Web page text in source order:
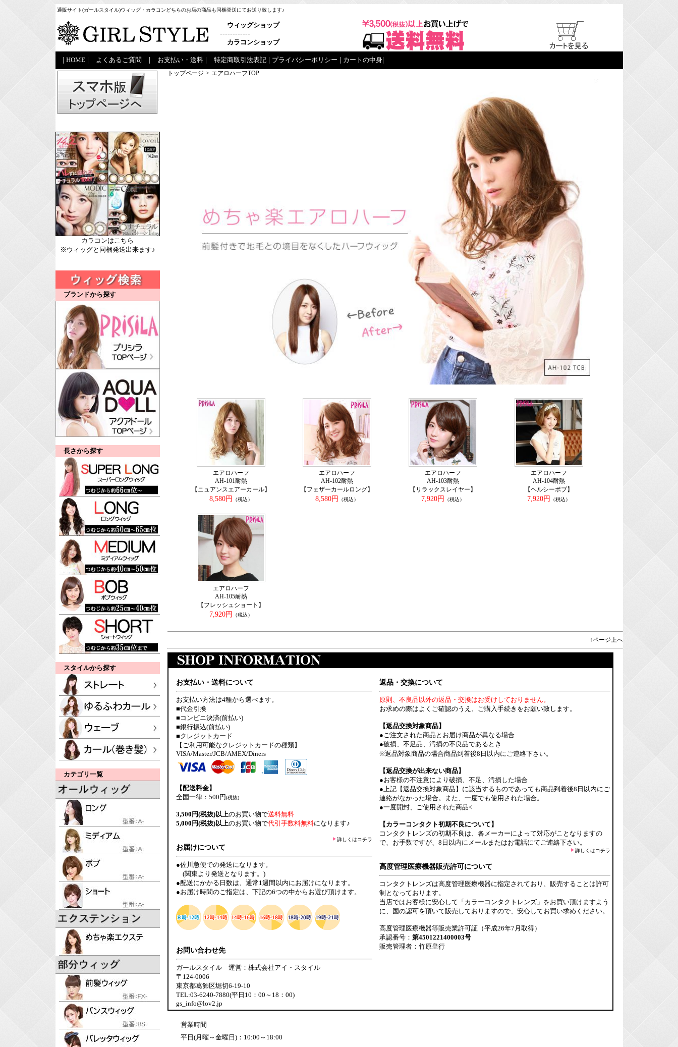
通販サイト(ガールスタイル)ウィッグ・カラコンどちらのお店の商品も同梱発送にてお送り致します♪
ウィッグショップ
------------
カラコンショップ
HOME よくあるご質問 お支払い・送料 特定商取引法表記 プライバシーポリシー カートの中身|
カラコンはこちら
※ウィッグと同梱発送出来ます♪
ブランドから探す
長さから探す
スタイルから探す
カテゴリ一覧
トップページ > エアロハーフTOP
エアロハーフ
AH-101耐熱
【ニュアンスエアーカール】
8,580円
（税込）
エアロハーフ
AH-102耐熱
【フェザーカールロング】
8,580円
（税込）
エアロハーフ
AH-103耐熱
【リラックスレイヤー】
7,920円
（税込）
エアロハーフ
AH-104耐熱
【ヘルシーボブ】
7,920円
（税込）
エアロハーフ
AH-105耐熱
【フレッシュショート】
7,920円
（税込）
↑ページ上へ
お支払い・送料について
お支払い方法は4種から選べます。
■代金引換
■コンビニ決済(前払い)
■銀行振込(前払い)
■クレジットカード
【ご利用可能なクレジットカードの種類】
VISA/Master/JCB/AMEX/Diners
【配送料金】
全国一律：500円(税抜)
3,500円(税抜)以上のお買い物で送料無料
5,000円(税抜)以上のお買い物で代引手数料無料になります♪
詳しくはコチラ
お届けについて
●佐川急便での発送になります。
(関東より発送となります。)
●配送にかかる日数は、通常1週間以内にお届けになります。
●お届け時間のご指定は、下記の6つの中からお選び頂けます。
お問い合わせ先
ガールスタイル 運営：株式会社アイ・スタイル
〒124-0006
東京都葛飾区堀切6-19-10
TEL:03-6240-7880(平日10：00～18：00)
gs_info@lov2.jp
返品・交換について
原則、不良品以外の返品・交換はお受けしておりません。
お求めの際はよくご確認のうえ、ご購入手続きをお願い致します。
【返品交換対象商品】
●ご注文された商品とお届け商品が異なる場合
●破損、不足品、汚損の不良品であるとき
※返品対象商品の場合商品到着後8日以内にご連絡下さい。
【返品交換が出来ない商品】
●お客様の不注意により破損、不足、汚損した場合
●上記【返品交換対象商品】に該当するものであっても商品到着後8日以内にご
連絡がなかった場合。また、一度でも使用された場合。
●一度開封、ご使用された商品<
【カラーコンタクト初期不良について】
コンタクトレンズの初期不良は、各メーカーによって対応がことなりますの
で、お手数ですが、8日以内にメールまたはお電話にてご連絡下さい。
詳しくはコチラ
高度管理医療機器販売許可について
コンタクトレンズは高度管理医療機器に指定されており、販売することは許可
制となっております。
当店ではお客様に安心して「カラーコンタクトレンズ」をお買い頂けますよう
に、国の認可を頂いて販売しておりますので、安心してお買い求めください。
高度管理医療機器等販売業許可証（平成26年7月取得）
承認番号： 第4501221400003号
販売管理者：竹原皇行
営業時間
平日(月曜～金曜日)：10:00～18:00